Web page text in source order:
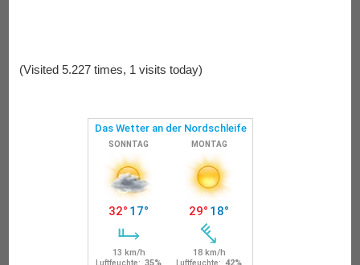
(Visited 5.227 times, 1 visits today)